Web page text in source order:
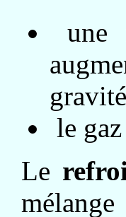
une
le
Le